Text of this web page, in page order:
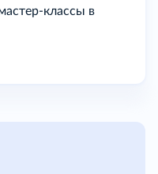
классы в